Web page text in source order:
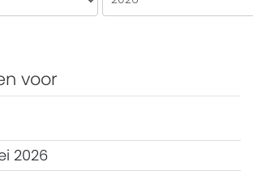
voor
2026